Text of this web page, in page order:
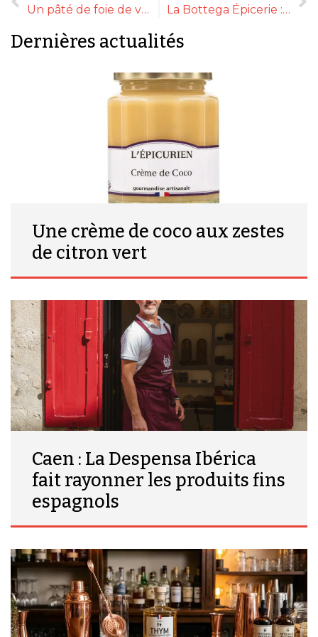
Un pâté de foie de volaille gastronomique La Bottega Épicerie : « la rareté de nos produits, clé de notre renommée et de notre succès depuis 28 ans »
Dernières actualités
Une crème de coco aux zestes
de citron vert
Caen : La Despensa Ibérica
fait rayonner les produits fins
espagnols